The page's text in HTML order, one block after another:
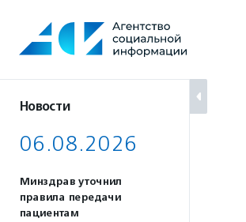
содержанию
Новости
06.08.2026
Минздрав уточнил
правила передачи
пациентам